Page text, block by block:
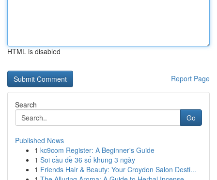
HTML is disabled
Report Page
Search
Go
Published News
1 kc9com Register: A Beginner's Guide
1 Soi cầu đề 36 số khung 3 ngày
1 Friends Hair & Beauty: Your Croydon Salon Desti...